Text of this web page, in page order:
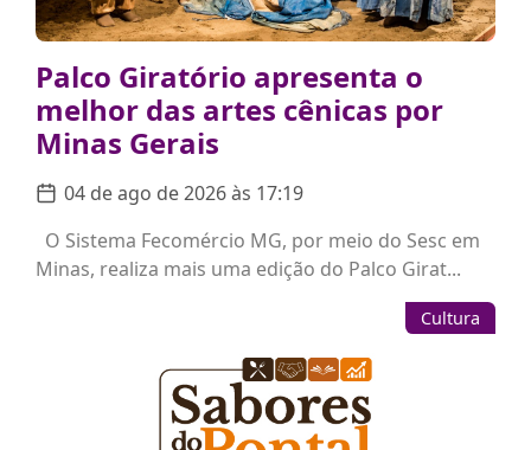
Palco Giratório apresenta o
melhor das artes cênicas por
Minas Gerais
04 de ago de 2026 às 17:19
O Sistema Fecomércio MG, por meio do Sesc em
Minas, realiza mais uma edição do Palco Girat...
Cultura